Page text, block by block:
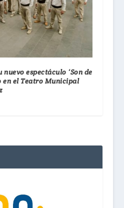
espectáculo ‘Son de
en el Teatro Municipal